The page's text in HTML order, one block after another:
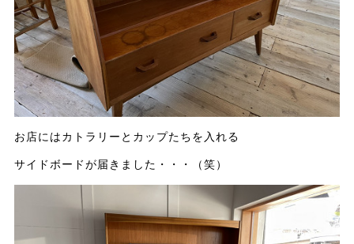
お店にはカトラリーとカップたちを入れる
サイドボードが届きました・・・（笑）